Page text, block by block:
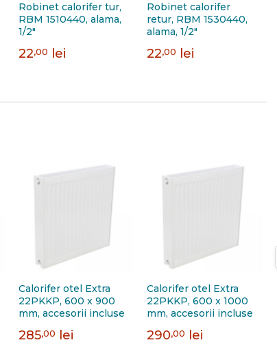
Robinet calorifer tur,
RBM 1510440, alama,
1/2"
22,00 lei
Robinet calorifer
retur, RBM 1530440,
alama, 1/2"
22,00 lei
Calorifer otel Extra
22PKKP, 600 x 900
mm, accesorii incluse
285,00 lei
Calorifer otel Extra
22PKKP, 600 x 1000
mm, accesorii incluse
290,00 lei